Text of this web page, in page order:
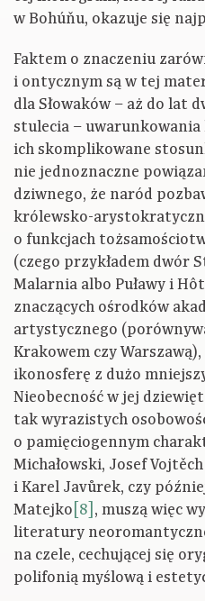
w Bohúňu, okazuje się
Faktem o znaczeniu
i ontycznym są w tej
dla Słowaków – aż do lat
stulecia – uwarunkowania
ich skomplikowane
nie jednoznaczne
dziwnego, że naród
królewsko-
o funkcjach
(czego przykładem dwór
Malarnia albo Puławy i
znaczących ośrodków
artystycznego
Krakowem czy
ikonosferę z dużo
Nieobecność w jej
tak wyrazistych
o pamięciogennym
Michałowski, Josef
i Karel Javůrek, czy
Matejko [8] , muszą więc
literatury
na czele, cechującej się
polifonią myślową i